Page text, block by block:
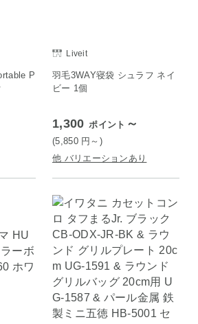
P
Liveit
羽毛3WAY寝袋 シュラフ ネイ
ビー 1個
1,300 ポイント ～
(5,850 円 ～)
他 バリエーションあり